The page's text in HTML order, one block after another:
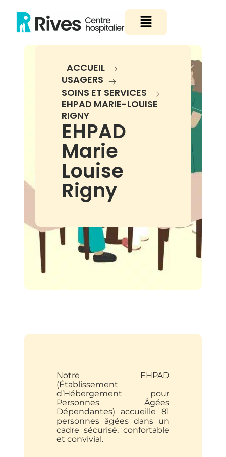
contenu
Menu
ACCUEIL
USAGERS
SOINS ET SERVICES
EHPAD MARIE-LOUISE
RIGNY
EHPAD
Marie
Louise
Rigny
Notre EHPAD
(Établissement
d’Hébergement pour
Personnes Âgées
Dépendantes) accueille 81
personnes âgées dans un
cadre sécurisé, confortable
et convivial.